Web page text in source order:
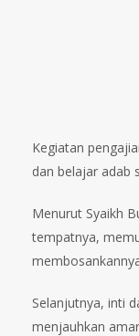
Kegiatan
dan belajar adab
Menurut Syaikh
tempatnya,
Selanjutnya, inti
menjauhkan